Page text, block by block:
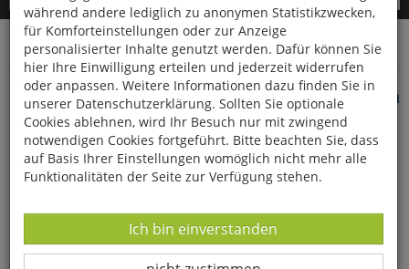
Startseite Bücher Biologie allgemein Ornithologie
Empfehlenswerte Vogelbeobachtungsplätze in
Deutschland
während andere lediglich zu anonymen Statistikzwecken,
für Komforteinstellungen oder zur Anzeige
personalisierter Inhalte genutzt werden. Dafür können Sie
hier Ihre Einwilligung erteilen und jederzeit widerrufen
oder anpassen. Weitere Informationen dazu finden Sie in
unserer Datenschutzerklärung. Sollten Sie optionale
Cookies ablehnen, wird Ihr Besuch nur mit zwingend
notwendigen Cookies fortgeführt. Bitte beachten Sie, dass
auf Basis Ihrer Einstellungen womöglich nicht mehr alle
Funktionalitäten der Seite zur Verfügung stehen.
Datenverarbeitung -
Ich bin einverstanden